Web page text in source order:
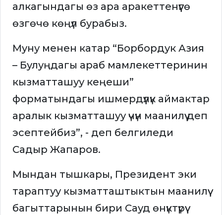
алкагындагы өз ара аракеттенүүгө
өзгөчө көңүл бурабыз.
Муну менен катар “Борбордук Азия
– Булуңдагы араб мамлекеттеринин
кызматташуу кеңеши”
форматындагы ишмердүүлүк аймактар
аралык кызматташуу үчүн маанилүү деп
эсептейбиз”, - деп белгиледи
Садыр Жапаров.
Мындан тышкары, Президент эки
тараптуу кызматташтыктын маанилүү
багыттарынын бири Сауд өнүктүрүү